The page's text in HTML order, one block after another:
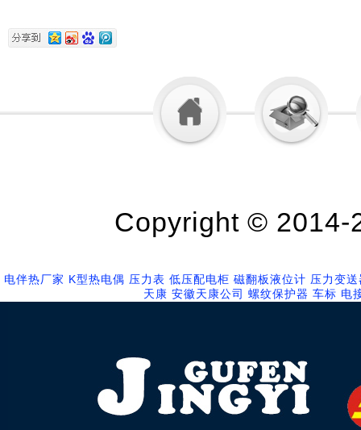
Copyright ©
电伴热厂家 K型热电偶 压力表 低压配电柜 磁翻板液位计 压力变送
天康 安徽天康公司 螺纹保护器 车标 电